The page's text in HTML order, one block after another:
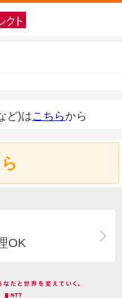
ど)はこちらから
OK